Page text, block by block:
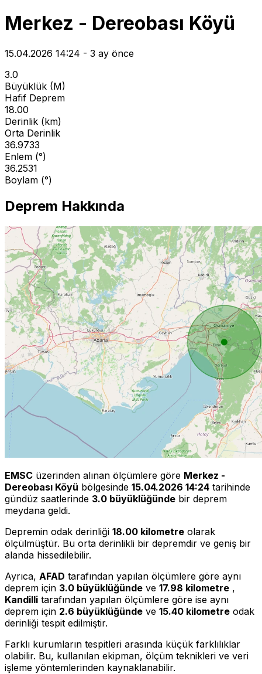
Merkez - Dereobası Köyü
15.04.2026 14:24 - 3 ay önce
3.0
Büyüklük (M)
Hafif Deprem
18.00
Derinlik (km)
Orta Derinlik
36.9733
Enlem (°)
36.2531
Boylam (°)
Deprem Hakkında
EMSC üzerinden alınan ölçümlere göre Merkez -
Dereobası Köyü bölgesinde 15.04.2026 14:24 tarihinde
gündüz saatlerinde 3.0 büyüklüğünde bir deprem
meydana geldi.
Depremin odak derinliği 18.00 kilometre olarak
ölçülmüştür. Bu orta derinlikli bir depremdir ve geniş bir
alanda hissedilebilir.
Ayrıca, AFAD tarafından yapılan ölçümlere göre aynı
deprem için 3.0 büyüklüğünde ve 17.98 kilometre ,
Kandilli tarafından yapılan ölçümlere göre ise aynı
deprem için 2.6 büyüklüğünde ve 15.40 kilometre odak
derinliği tespit edilmiştir.
Farklı kurumların tespitleri arasında küçük farklılıklar
olabilir. Bu, kullanılan ekipman, ölçüm teknikleri ve veri
işleme yöntemlerinden kaynaklanabilir.